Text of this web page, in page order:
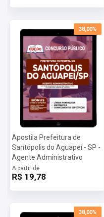
38,00%
Apostila Prefeitura de
Santópolis do Aguapeí - SP -
Agente Administrativo
A partir de
R$ 19,78
38,00%